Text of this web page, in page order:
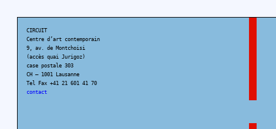
CIRCUIT
Centre d’art contemporain
9, av. de Montchoisi
(accès quai Jurigoz)
case postale 303
CH – 1001 Lausanne
Tel Fax +41 21 601 41 70
contact